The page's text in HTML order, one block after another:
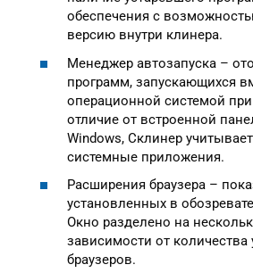
обеспечения с
версию внутри клинера.
Менеджер автозапуска –
программ, запускающихся
операционной системой
отличие от встроенной
Windows, Склинер
системные приложения.
Расширения браузера –
установленных в
Окно разделено на
зависимости от
браузеров.